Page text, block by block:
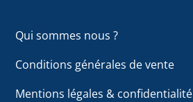
Qui sommes nous ?
Conditions générales de vente
Mentions légales & confidentialité